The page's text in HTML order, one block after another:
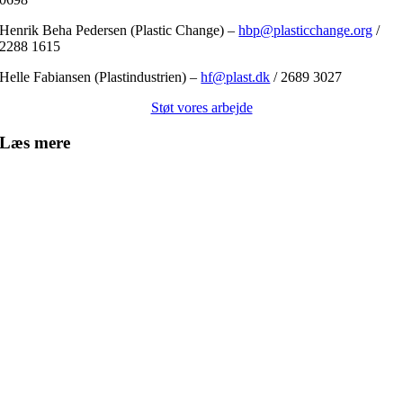
Henrik Beha Pedersen (Plastic Change) –hbp@plasticchange.org /
2288 1615
Helle Fabiansen (Plastindustrien) –hf@plast.dk / 2689 3027
Støt vores arbejde
Læs mere